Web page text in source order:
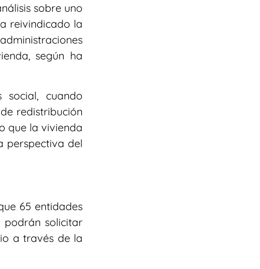
sobre uno
reivindicado la
según ha
cuando
redistribución
que la vivienda
perspectiva del
65 entidades
podrán solicitar
a través de la